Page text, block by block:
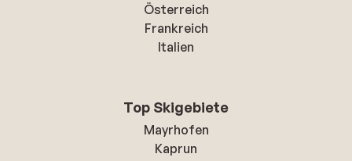
Österreich
Frankreich
Italien
Top Skigebiete
Mayrhofen
Kaprun